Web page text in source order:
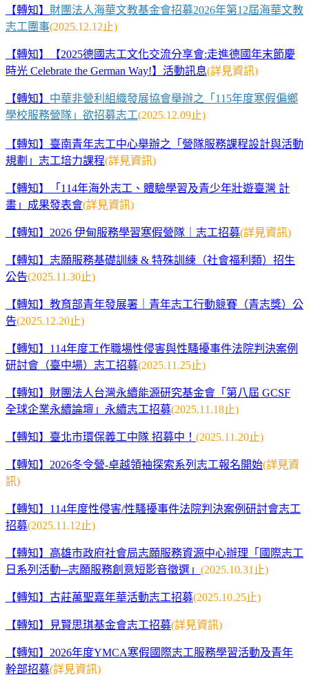
【轉知】 財團法人海華文教基金會招募2026年第12屆海華文教
志工團事(2025.12.12 止)
【轉知】【2025德國志工文化交流分享會:走進德國年末節慶
時光 Celebrate the German Way!】活動訊息(詳見資訊)
【轉知】 中華非營利組織發展協會舉辦之「115年度寒假偏鄉
學校服務營隊」欲招募志工(2025.12.09止)
【轉知】臺南青年志工中心舉辦之「營隊服務課程設計與活動
規劃」志工培力課程(詳見資訊)
【轉知】「114年海外志工、體驗學習及青少年壯遊臺灣 計
畫」成果發表會(詳見資訊)
【轉知】2026 伊甸服務學習寒假營隊｜志工招募(詳見資訊)
【轉知】志願服務基礎訓練 & 特殊訓練（社會福利類）招生
公告(2025.11.30止)
【轉知】教育部青年發展署｜青年志工行動競賽（青志獎）公
告(2025.12.20止)
【轉知】114年度工作職場性侵害與性騷擾事件法院判決案例
研討會（臺中場）志工招募(2025.11 .25止)
【轉知】財團法人台灣永續能源研究基金會「第八屆 GCSF
全球企業永續論壇」永續志工招募(2025.11 .18止)
【轉知】 臺北市環保義工中隊 招募中！ (2025.11 .20止)
【轉知】2026冬令營-卓越領袖探索系列志工報名開始(詳見資
訊)
【轉知】114年度性侵害/性騷擾事件法院判決案例研討會志工
招募(2025.11 .12止)
【轉知】高雄市政府社會局志願服務資源中心辦理「國際志工
日系列活動─志願服務創意短影音徵選」 (2025.10.31 止)
【轉知】古莊萬聖嘉年華活動志工招募(2025.10.25止)
【轉知】見賢思琪基金會志工招募(詳見資訊)
【轉知】2026年度YMCA寒假國際志工服務學習活動及青年
幹部招募(詳見資訊)